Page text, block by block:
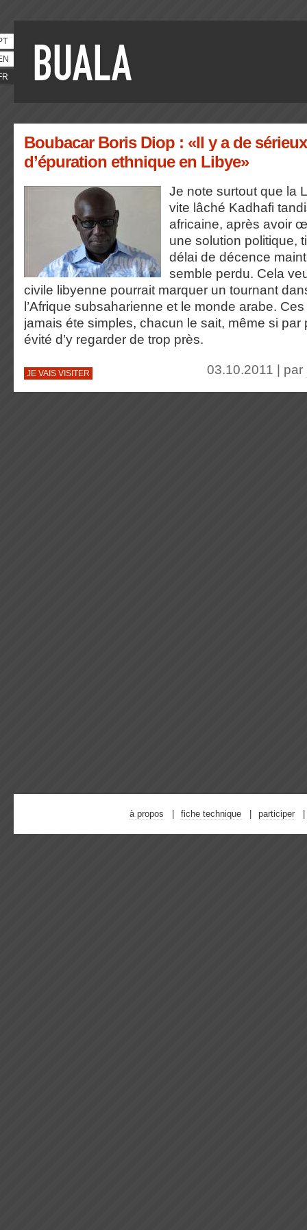
Boubacar Boris Diop : «Il y a de
d’épuration ethnique en Libye»
Je note surtout que la
vite lâché Kadhafi
africaine, après avoir
une solution politique,
délai de décence
semble perdu. Cela
civile libyenne pourrait marquer un tournant
l’Afrique subsaharienne et le monde arabe. Ces
jamais éte simples, chacun le sait, même si par
évité d’y regarder de trop près.
JE VAIS VISITER 03.10.2011 | par
à propos fiche technique participer